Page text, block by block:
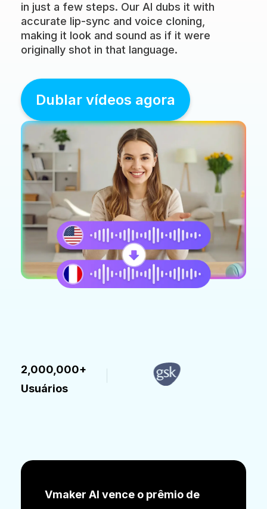
in just a few steps. Our AI dubs it with
accurate lip-sync and voice cloning,
making it look and sound as if it were
originally shot in that language.
Dublar vídeos agora
2,000,000+
Usuários
Vmaker AI vence o prêmio de